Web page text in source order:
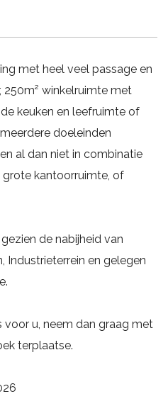
met heel veel passage en
250m² winkelruimte met
keuken en leefruimte of
doeleinden
al dan niet in combinatie
kantoorruimte, of
de nabijheid van
en gelegen
voor u, neem dan graag met
terplaatse.